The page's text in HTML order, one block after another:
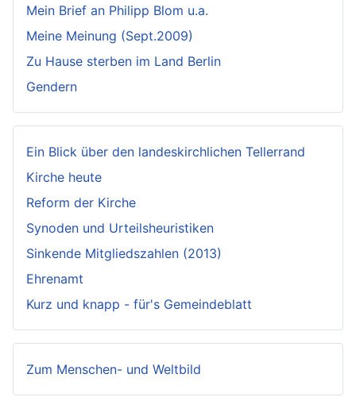
Mein Brief an Philipp Blom u.a.
Meine Meinung (Sept.2009)
Zu Hause sterben im Land Berlin
Gendern
Ein Blick über den landeskirchlichen Tellerrand
Kirche heute
Reform der Kirche
Synoden und Urteilsheuristiken
Sinkende Mitgliedszahlen (2013)
Ehrenamt
Kurz und knapp - für's Gemeindeblatt
Zum Menschen- und Weltbild